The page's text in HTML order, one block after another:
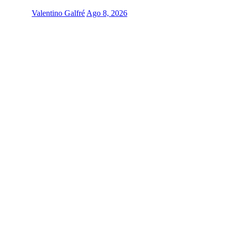
Valentino GalfréAgo 8, 2026